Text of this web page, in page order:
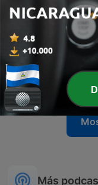
164 - News:
10 jul. 2026
163 -
News:
Heilbronn, 5G
03 jul. 2026
Más